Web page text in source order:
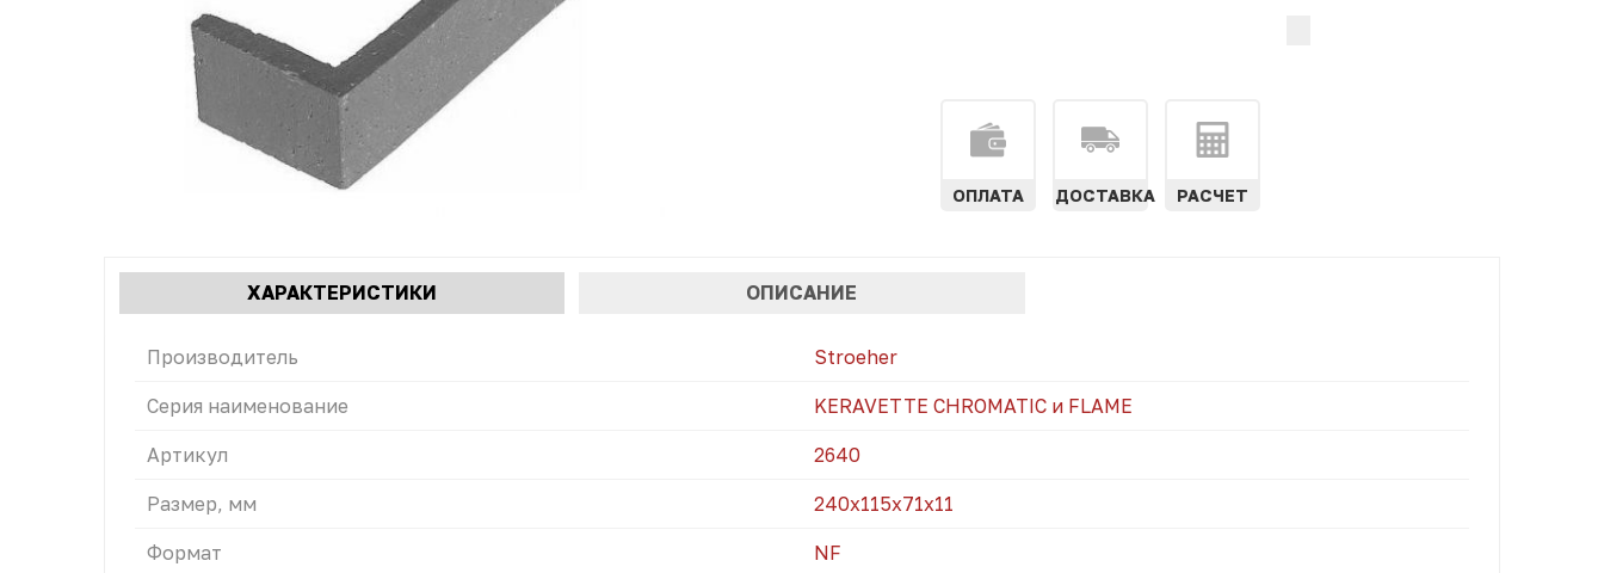
ОПЛАТА ДОСТАВКА РАСЧЕТ
Характеристики
табы
ХАРАКТЕРИСТИКИ ОПИСАНИЕ
Производитель Stroeher
Серия наименование KERAVETTE CHROMATIC и FLAME
Артикул 2640
Размер, мм 240х115х71х11
Формат NF